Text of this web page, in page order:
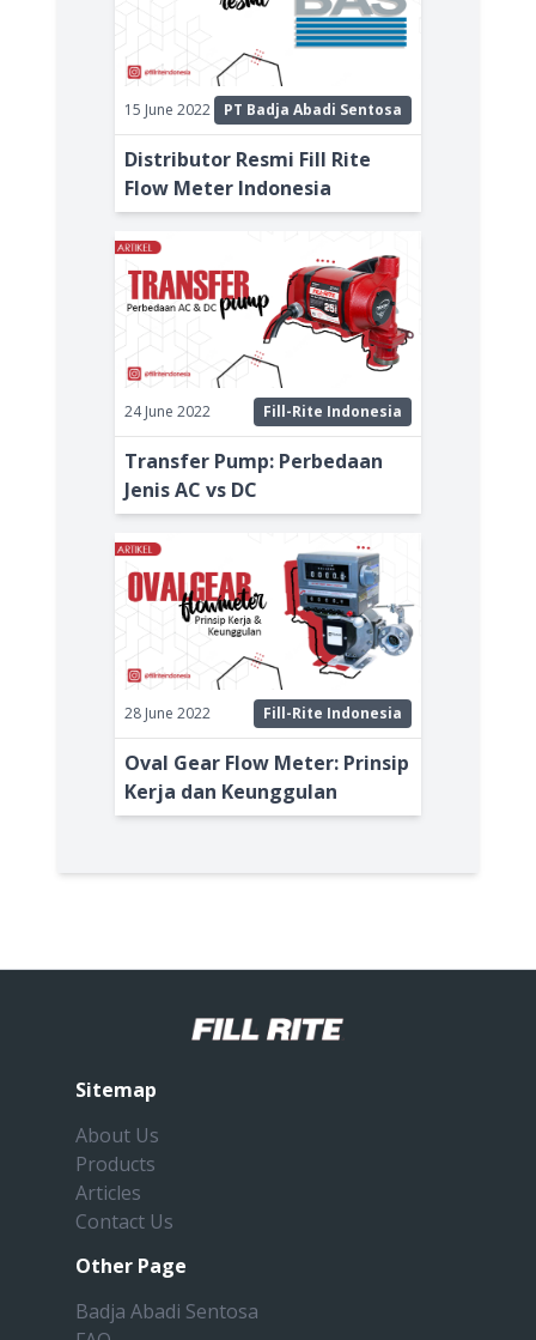
15 June 2022 PT Badja Abadi Sentosa
Distributor Resmi Fill Rite
Flow Meter Indonesia
24 June 2022 Fill-Rite Indonesia
Transfer Pump: Perbedaan
Jenis AC vs DC
28 June 2022 Fill-Rite Indonesia
Oval Gear Flow Meter: Prinsip
Kerja dan Keunggulan
Sitemap
About Us
Products
Articles
Contact Us
Other Page
Badja Abadi Sentosa